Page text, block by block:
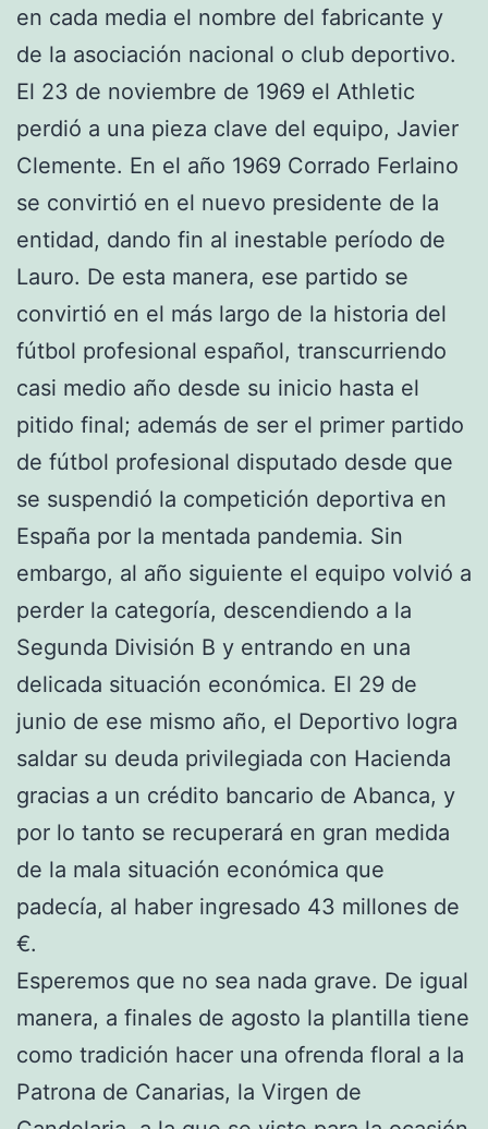
en cada media el nombre del fabricante y
de la asociación nacional o club deportivo.
El 23 de noviembre de 1969 el Athletic
perdió a una pieza clave del equipo, Javier
Clemente. En el año 1969 Corrado Ferlaino
se convirtió en el nuevo presidente de la
entidad, dando fin al inestable período de
Lauro. De esta manera, ese partido se
convirtió en el más largo de la historia del
fútbol profesional español, transcurriendo
casi medio año desde su inicio hasta el
pitido final; además de ser el primer partido
de fútbol profesional disputado desde que
se suspendió la competición deportiva en
España por la mentada pandemia. Sin
embargo, al año siguiente el equipo volvió a
perder la categoría, descendiendo a la
Segunda División B y entrando en una
delicada situación económica. El 29 de
junio de ese mismo año, el Deportivo logra
saldar su deuda privilegiada con Hacienda
gracias a un crédito bancario de Abanca, y
por lo tanto se recuperará en gran medida
de la mala situación económica que
padecía, al haber ingresado 43 millones de
€.
Esperemos que no sea nada grave. De igual
manera, a finales de agosto la plantilla tiene
como tradición hacer una ofrenda floral a la
Patrona de Canarias, la Virgen de